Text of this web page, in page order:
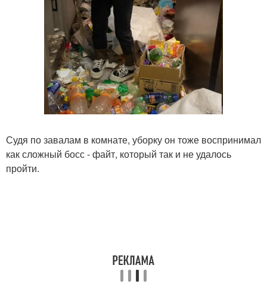
Судя по завалам в комнате, уборку он тоже воспринимал
как сложный босс - файт, который так и не удалось
пройти.